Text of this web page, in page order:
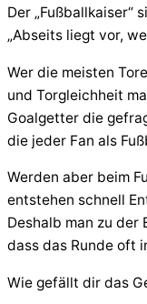
Der „Fußballkaiser“
„Abseits liegt vor,
Wer die meisten
und Torgleichheit
Goalgetter die
die jeder Fan als
Werden aber beim
entstehen schnell
Deshalb man zu der
dass das Runde oft
Wie gefällt dir das